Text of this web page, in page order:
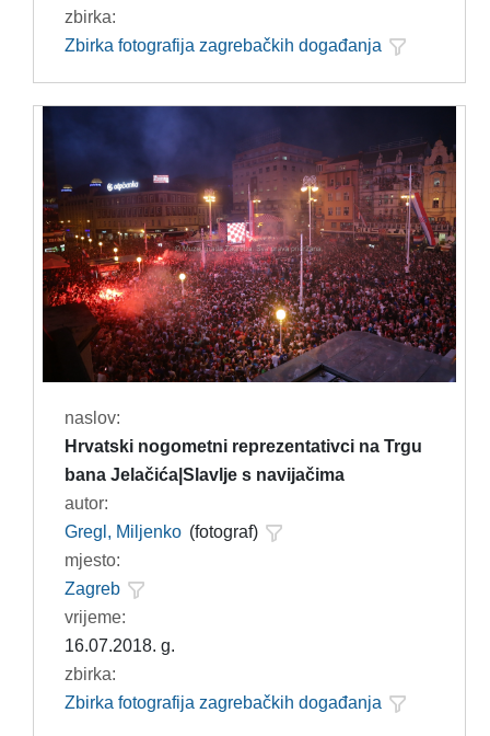
zbirka:
Zbirka fotografija zagrebačkih događanja
naslov:
Hrvatski nogometni reprezentativci na Trgu
bana Jelačića|Slavlje s navijačima
autor:
Gregl, Miljenko (fotograf)
mjesto:
Zagreb
vrijeme:
16.07.2018. g.
zbirka:
Zbirka fotografija zagrebačkih događanja